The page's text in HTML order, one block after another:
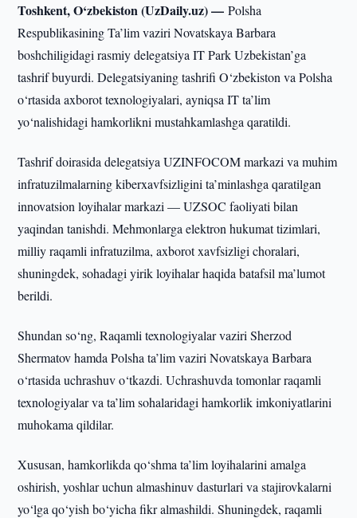
Toshkent, O‘zbekiston (UzDaily.uz) —Polsha
Respublikasining Ta’lim vaziri Novatskaya Barbara
boshchiligidagi rasmiy delegatsiya IT Park Uzbekistan’ga
tashrif buyurdi. Delegatsiyaning tashrifi O‘zbekiston va Polsha
o‘rtasida axborot texnologiyalari, ayniqsa IT ta’lim
yo‘nalishidagi hamkorlikni mustahkamlashga qaratildi.
Tashrif doirasida delegatsiya UZINFOCOM markazi va muhim
infratuzilmalarning kiberxavfsizligini ta’minlashga qaratilgan
innovatsion loyihalar markazi — UZSOC faoliyati bilan
yaqindan tanishdi. Mehmonlarga elektron hukumat tizimlari,
milliy raqamli infratuzilma, axborot xavfsizligi choralari,
shuningdek, sohadagi yirik loyihalar haqida batafsil ma’lumot
berildi.
Shundan so‘ng, Raqamli texnologiyalar vaziri Sherzod
Shermatov hamda Polsha ta’lim vaziri Novatskaya Barbara
o‘rtasida uchrashuv o‘tkazdi. Uchrashuvda tomonlar raqamli
texnologiyalar va ta’lim sohalaridagi hamkorlik imkoniyatlarini
muhokama qildilar.
Xususan, hamkorlikda qo‘shma ta’lim loyihalarini amalga
oshirish, yoshlar uchun almashinuv dasturlari va stajirovkalarni
yo‘lga qo‘yish bo‘yicha fikr almashildi. Shuningdek, raqamli